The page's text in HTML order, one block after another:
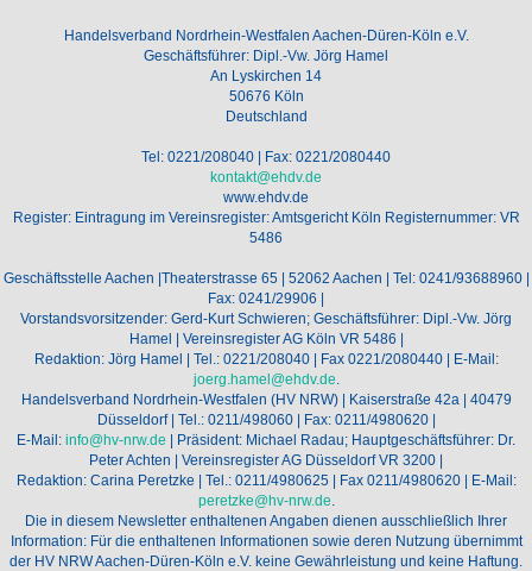
Handelsverband Nordrhein-Westfalen Aachen-Düren-Köln e.V.
Geschäftsführer: Dipl.-Vw. Jörg Hamel
An Lyskirchen 14
50676 Köln
Deutschland
Tel: 0221/208040 | Fax: 0221/2080440
kontakt@ehdv.de
www.ehdv.de
Register: Eintragung im Vereinsregister: Amtsgericht Köln Registernummer: VR
5486
Geschäftsstelle Aachen |Theaterstrasse 65 | 52062 Aachen | Tel: 0241/93688960 |
Fax: 0241/29906 |
Vorstandsvorsitzender: Gerd-Kurt Schwieren; Geschäftsführer: Dipl.-Vw. Jörg
Hamel | Vereinsregister AG Köln VR 5486 |
Redaktion: Jörg Hamel | Tel.: 0221/208040 | Fax 0221/2080440 | E-Mail:
joerg.hamel@ehdv.de.
Handelsverband Nordrhein-Westfalen (HV NRW) | Kaiserstraße 42a | 40479
Düsseldorf | Tel.: 0211/498060 | Fax: 0211/4980620 |
E-Mail: info@hv-nrw.de | Präsident: Michael Radau; Hauptgeschäftsführer: Dr.
Peter Achten | Vereinsregister AG Düsseldorf VR 3200 |
Redaktion: Carina Peretzke | Tel.: 0211/4980625 | Fax 0211/4980620 | E-Mail:
peretzke@hv-nrw.de.
Die in diesem Newsletter enthaltenen Angaben dienen ausschließlich Ihrer
Information: Für die enthaltenen Informationen sowie deren Nutzung übernimmt
der HV NRW Aachen-Düren-Köln e.V. keine Gewährleistung und keine Haftung.